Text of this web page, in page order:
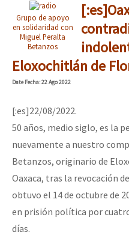
Grupo de apoyo
en solidaridad con
Miguel Peralta
Betanzos
Eloxochitlán de
DateFecha: 22 Ago 2022
[:es]22/08/2022.
50 años, medio siglo, es la
nuevamente a nuestro
Betanzos, originario de
Oaxaca, tras la revocación
obtuvo el 14 de octubre de
en prisión política por
días.